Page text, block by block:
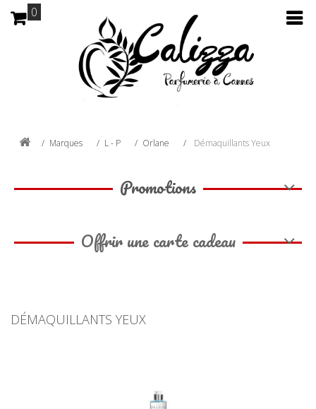
0
Marques L - P Orlane Démaquillants Yeux
Promotions
Offrir une carte cadeau
DÉMAQUILLANTS YEUX